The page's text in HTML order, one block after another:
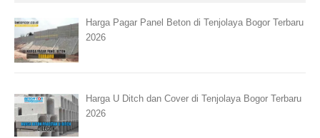
Harga Pagar Panel Beton di Tenjolaya Bogor Terbaru
2026
Harga U Ditch dan Cover di Tenjolaya Bogor Terbaru
2026